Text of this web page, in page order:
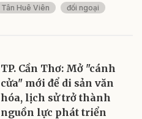
Tân Huê Viên đối ngoại
TP. Cần Thơ: Mở "cánh
cửa" mới để di sản văn
hóa, lịch sử trở thành
nguồn lực phát triển